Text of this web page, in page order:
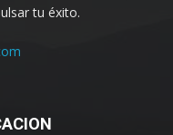
tu éxito.